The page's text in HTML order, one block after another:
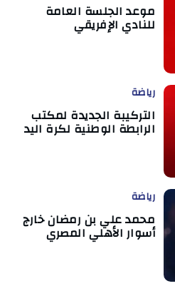
موعد الجلسة العامة
للنادي الإفريقي
رياضة
التركيبة الجديدة لمكتب
الرابطة الوطنية لكرة اليد
رياضة
محمد علي بن رمضان خارج
أسوار الأهلي المصري